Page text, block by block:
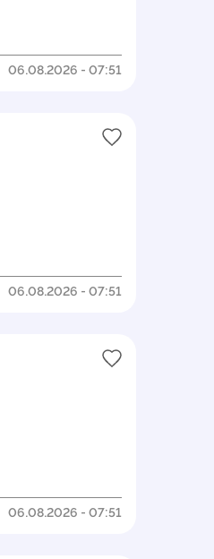
06.08.2026 - 07:51
06.08.2026 - 07:51
06.08.2026 - 07:51